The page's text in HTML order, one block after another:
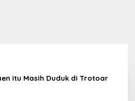
itu Masih Duduk di Trotoar